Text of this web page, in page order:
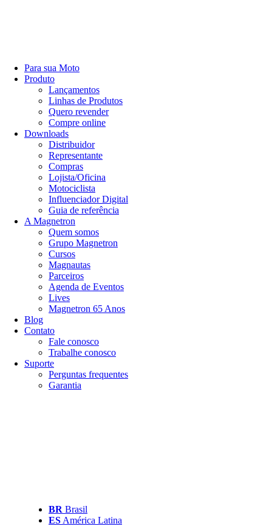
Para sua Moto
Produto
Lançamentos
Linhas de Produtos
Quero revender
Compre online
Downloads
Distribuidor
Representante
Compras
Lojista/Oficina
Motociclista
Influenciador Digital
Guia de referência
A Magnetron
Quem somos
Grupo Magnetron
Cursos
Magnautas
Parceiros
Agenda de Eventos
Lives
Magnetron 65 Anos
Blog
Contato
Fale conosco
Trabalhe conosco
Suporte
Perguntas frequentes
Garantia
BR Brasil
ES América Latina